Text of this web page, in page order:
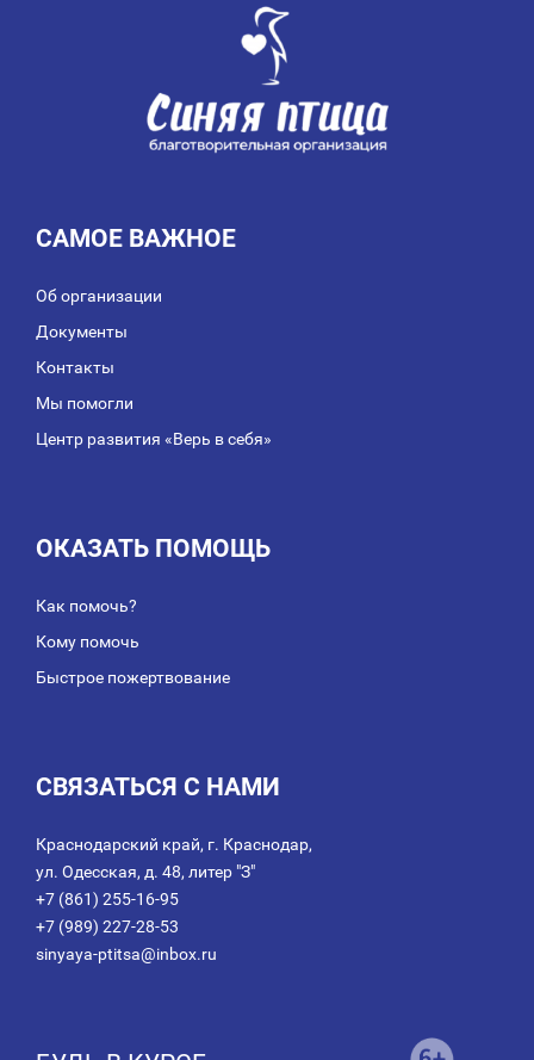
САМОЕ ВАЖНОЕ
Об организации
Документы
Контакты
Мы помогли
Центр развития «Верь в себя»
ОКАЗАТЬ ПОМОЩЬ
Как помочь?
Кому помочь
Быстрое пожертвование
СВЯЗАТЬСЯ С НАМИ
Краснодарский край, г. Краснодар,
ул. Одесская, д. 48, литер "З"
+7 (861) 255-16-95
+7 (989) 227-28-53
sinyaya-ptitsa@inbox.ru